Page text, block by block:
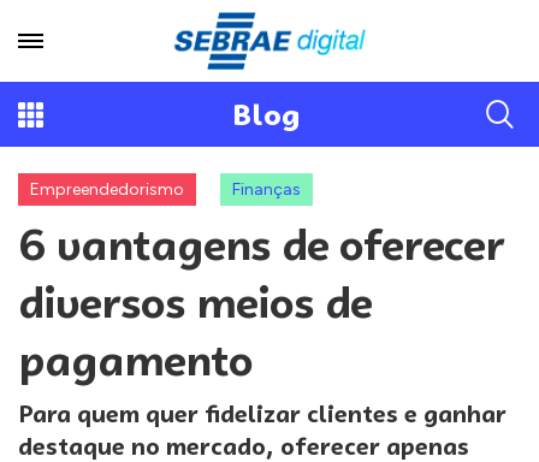
Blog
Empreendedorismo Finanças
6 vantagens de oferecer
diversos meios de
pagamento
Para quem quer fidelizar clientes e ganhar
destaque no mercado, oferecer apenas